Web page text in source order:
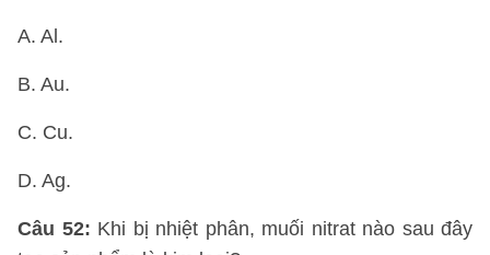
A. Al.
B. Au.
C. Cu.
D. Ag.
Câu 52: Khi bị nhiệt phân, muối nitrat nào sau đây